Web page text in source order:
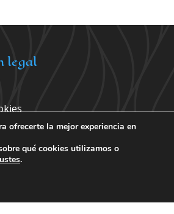
legal
información
ofrecerte la mejor experiencia en
qué cookies utilizamos o
.